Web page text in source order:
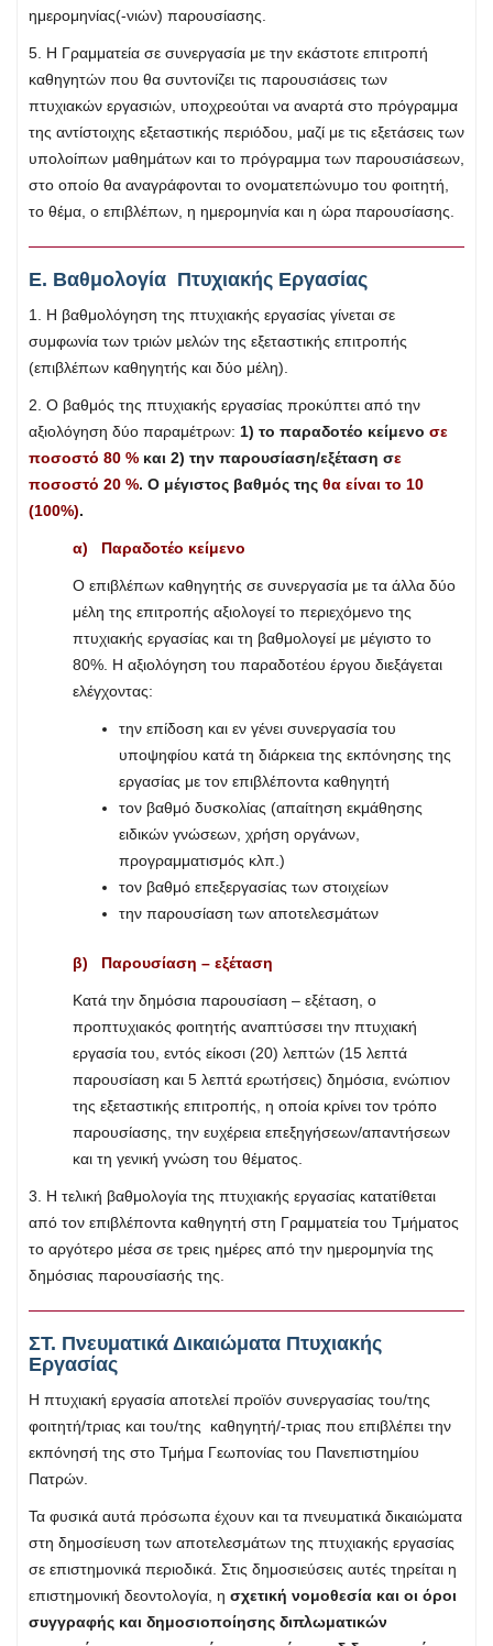
ημερομηνίας(-νιών) παρουσίασης.
5. Η Γραμματεία σε συνεργασία με την εκάστοτε επιτροπή
καθηγητών που θα συντονίζει τις παρουσιάσεις των
πτυχιακών εργασιών, υποχρεούται να αναρτά στο πρόγραμμα
της αντίστοιχης εξεταστικής περιόδου, μαζί με τις εξετάσεις των
υπολοίπων μαθημάτων και το πρόγραμμα των παρουσιάσεων,
στο οποίο θα αναγράφονται το ονοματεπώνυμο του φοιτητή,
το θέμα, ο επιβλέπων, η ημερομηνία και η ώρα παρουσίασης.
Ε. Βαθμολογία Πτυχιακής Εργασίας
1. Η βαθμολόγηση της πτυχιακής εργασίας γίνεται σε
συμφωνία των τριών μελών της εξεταστικής επιτροπής
(επιβλέπων καθηγητής και δύο μέλη).
2. Ο βαθμός της πτυχιακής εργασίας προκύπτει από την
αξιολόγηση δύο παραμέτρων: 1) το παραδοτέο κείμενο σε
ποσοστό 80 % και 2) την παρουσίαση/εξέταση σε
ποσοστό 20 %. Ο μέγιστος βαθμός της θα είναι το 10
(100%).
α) Παραδοτέο κείμενο
Ο επιβλέπων καθηγητής σε συνεργασία με τα άλλα δύο
μέλη της επιτροπής αξιολογεί το περιεχόμενο της
πτυχιακής εργασίας και τη βαθμολογεί με μέγιστο το
80%. Η αξιολόγηση του παραδοτέου έργου διεξάγεται
ελέγχοντας:
την επίδοση και εν γένει συνεργασία του
υποψηφίου κατά τη διάρκεια της εκπόνησης της
εργασίας με τον επιβλέποντα καθηγητή
τον βαθμό δυσκολίας (απαίτηση εκμάθησης
ειδικών γνώσεων, χρήση οργάνων,
προγραμματισμός κλπ.)
τον βαθμό επεξεργασίας των στοιχείων
την παρουσίαση των αποτελεσμάτων
β) Παρουσίαση – εξέταση
Κατά την δημόσια παρουσίαση – εξέταση, ο
προπτυχιακός φοιτητής αναπτύσσει την πτυχιακή
εργασία του, εντός είκοσι (20) λεπτών (15 λεπτά
παρουσίαση και 5 λεπτά ερωτήσεις) δημόσια, ενώπιον
της εξεταστικής επιτροπής, η οποία κρίνει τον τρόπο
παρουσίασης, την ευχέρεια επεξηγήσεων/απαντήσεων
και τη γενική γνώση του θέματος.
3. Η τελική βαθμολογία της πτυχιακής εργασίας κατατίθεται
από τον επιβλέποντα καθηγητή στη Γραμματεία του Τμήματος
το αργότερο μέσα σε τρεις ημέρες από την ημερομηνία της
δημόσιας παρουσίασής της.
ΣΤ. Πνευματικά Δικαιώματα Πτυχιακής
Εργασίας
Η πτυχιακή εργασία αποτελεί προϊόν συνεργασίας του/της
φοιτητή/τριας και του/της καθηγητή/-τριας που επιβλέπει την
εκπόνησή της στο Τμήμα Γεωπονίας του Πανεπιστημίου
Πατρών.
Τα φυσικά αυτά πρόσωπα έχουν και τα πνευματικά δικαιώματα
στη δημοσίευση των αποτελεσμάτων της πτυχιακής εργασίας
σε επιστημονικά περιοδικά. Στις δημοσιεύσεις αυτές τηρείται η
επιστημονική δεοντολογία, η σχετική νομοθεσία και οι όροι
συγγραφής και δημοσιοποίησης διπλωματικών